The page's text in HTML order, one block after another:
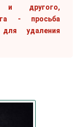
и другого,
- просьба
удаления